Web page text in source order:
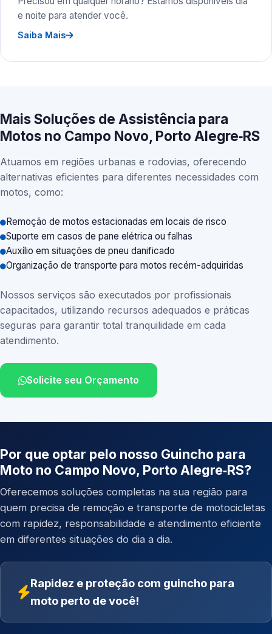
e noite para atender você.
Saiba Mais
Mais Soluções de Assistência para
Motos no Campo Novo, Porto Alegre‑RS
Atuamos em regiões urbanas e rodovias, oferecendo
alternativas eficientes para diferentes necessidades com
motos, como:
Remoção de motos estacionadas em locais de risco
Suporte em casos de pane elétrica ou falhas
Auxílio em situações de pneu danificado
Organização de transporte para motos recém-adquiridas
Nossos serviços são executados por profissionais
capacitados, utilizando recursos adequados e práticas
seguras para garantir total tranquilidade em cada
atendimento.
Solicite seu Orçamento
Por que optar pelo nosso Guincho para
Moto no Campo Novo, Porto Alegre‑RS?
Oferecemos soluções completas na sua região para
quem precisa de remoção e transporte de motocicletas
com rapidez, responsabilidade e atendimento eficiente
em diferentes situações do dia a dia.
Rapidez e proteção com guincho para
moto perto de você!